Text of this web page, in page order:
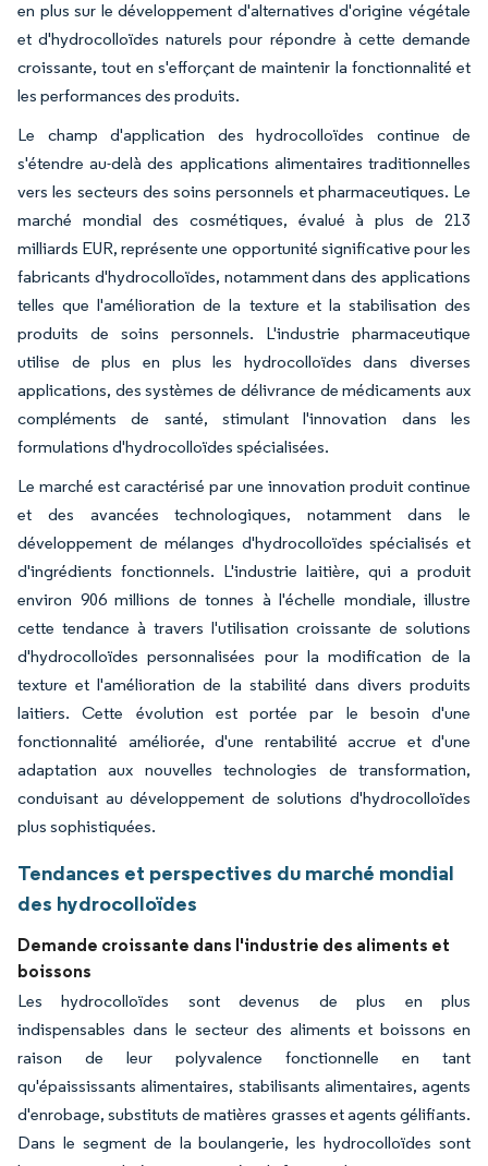
en plus sur le développement d'alternatives d'origine végétale
et d'hydrocolloïdes naturels pour répondre à cette demande
croissante, tout en s'efforçant de maintenir la fonctionnalité et
les performances des produits.
Le champ d'application des hydrocolloïdes continue de
s'étendre au-delà des applications alimentaires traditionnelles
vers les secteurs des soins personnels et pharmaceutiques. Le
marché mondial des cosmétiques, évalué à plus de 213
milliards EUR, représente une opportunité significative pour les
fabricants d'hydrocolloïdes, notamment dans des applications
telles que l'amélioration de la texture et la stabilisation des
produits de soins personnels. L'industrie pharmaceutique
utilise de plus en plus les hydrocolloïdes dans diverses
applications, des systèmes de délivrance de médicaments aux
compléments de santé, stimulant l'innovation dans les
formulations d'hydrocolloïdes spécialisées.
Le marché est caractérisé par une innovation produit continue
et des avancées technologiques, notamment dans le
développement de mélanges d'hydrocolloïdes spécialisés et
d'ingrédients fonctionnels. L'industrie laitière, qui a produit
environ 906 millions de tonnes à l'échelle mondiale, illustre
cette tendance à travers l'utilisation croissante de solutions
d'hydrocolloïdes personnalisées pour la modification de la
texture et l'amélioration de la stabilité dans divers produits
laitiers. Cette évolution est portée par le besoin d'une
fonctionnalité améliorée, d'une rentabilité accrue et d'une
adaptation aux nouvelles technologies de transformation,
conduisant au développement de solutions d'hydrocolloïdes
plus sophistiquées.
Tendances et perspectives du marché mondial
des hydrocolloïdes
Demande croissante dans l'industrie des aliments et
boissons
Les hydrocolloïdes sont devenus de plus en plus
indispensables dans le secteur des aliments et boissons en
raison de leur polyvalence fonctionnelle en tant
qu'épaississants alimentaires, stabilisants alimentaires, agents
d'enrobage, substituts de matières grasses et agents gélifiants.
Dans le segment de la boulangerie, les hydrocolloïdes sont